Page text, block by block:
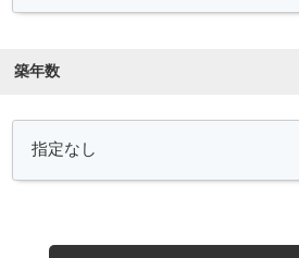
築年数